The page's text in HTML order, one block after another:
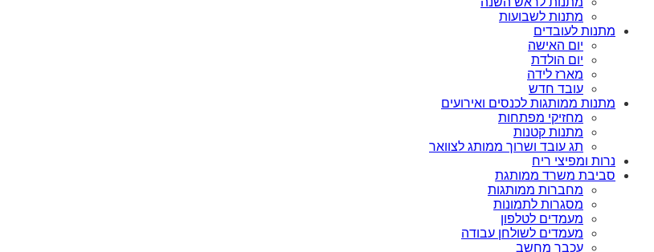
מתנות לשבועות
מתנות לעובדים
יום האישה
יום הולדת
מארז לידה
עובד חדש
מתנות ממותגות לכנסים ואירועים
מחזיקי מפתחות
מתנות קטנות
תג עובד ושרוך ממותג לצוואר
נרות ומפיצי ריח
סביבת משרד ממותגת
מחברות ממותגות
מסגרות לתמונות
מעמדים לטלפון
מעמדים לשולחן עבודה
עכבר מחשב